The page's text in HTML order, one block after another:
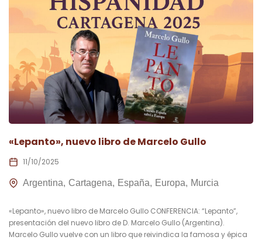
«Lepanto», nuevo libro de Marcelo Gullo
11/10/2025
Argentina Cartagena España Europa Murcia
«Lepanto», nuevo libro de Marcelo Gullo CONFERENCIA: “Lepanto”,
presentación del nuevo libro de D. Marcelo Gullo (Argentina).
Marcelo Gullo vuelve con un libro que reivindica la famosa y épica